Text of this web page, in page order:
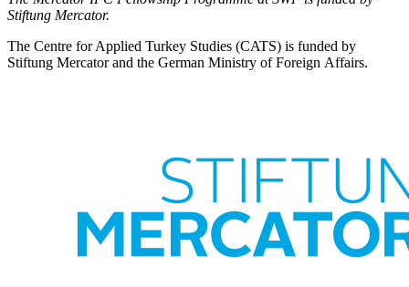
Stiftung Mercator.
The Centre for Applied Turkey Studies (CATS) is funded by
Stiftung Mercator and the German Ministry of Foreign Affairs.